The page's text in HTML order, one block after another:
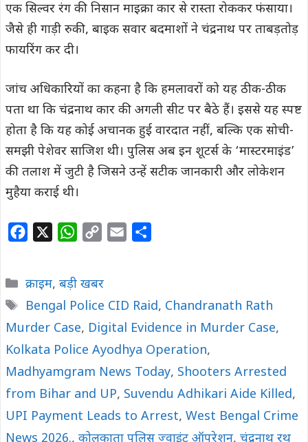
एक सिल्वर रंग की निसान माइक्रा कार से रास्ता रोककर फंसाया।
जैसे ही गाड़ी रुकी, बाइक सवार बदमाशों ने चंद्रनाथ पर ताबड़तोड़
फायरिंग कर दी।
जांच अधिकारियों का कहना है कि हमलावरों को यह ठीक-ठीक
पता था कि चंद्रनाथ कार की अगली सीट पर बैठे हैं। इससे यह स्पष्ट
होता है कि यह कोई अचानक हुई वारदात नहीं, बल्कि एक सोची-
समझी पेशेवर साजिश थी। पुलिस अब इन शूटर्स के ‘मास्टरमाइंड’
की तलाश में जुटी है जिसने उन्हें सटीक जानकारी और लोकेशन
मुहैया कराई थी।
e
b
o
o
k
W
s
A
p
p
y
L
i
n
k
l
e
Categories
क्राइम, बड़ी खबर
Tags
Bengal Police CID Raid, Chandranath Rath
Murder Case, Digital Evidence in Murder Case,
Kolkata Police Ayodhya Operation,
Madhyamgram News Today, Shooters Arrested
from Bihar and UP, Suvendu Adhikari Aide Killed,
UPI Payment Leads to Arrest, West Bengal Crime